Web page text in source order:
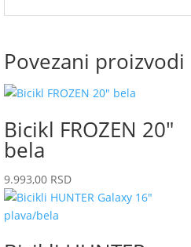
Povezani proizvodi
Bicikl FROZEN 20″
bela
9.993,00 RSD